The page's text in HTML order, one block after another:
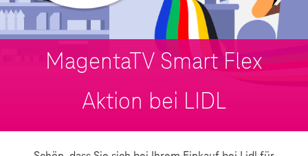
MagentaTV Smart Flex
Aktion bei LIDL